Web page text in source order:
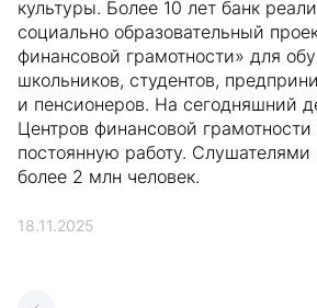
культуры. Более 10 лет банк
социально образовательный
финансовой грамотности» для
школьников, студентов,
и пенсионеров. На сегодняшний
Центров финансовой грамотности
постоянную работу. Слушателями
более 2 млн человек.
18.11.2025